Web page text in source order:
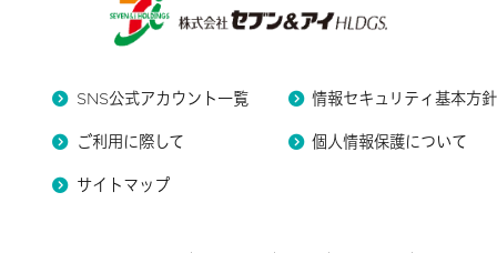
SNS公式アカウント一覧 情報セキュリティ基本方針
ご利用に際して 個人情報保護について
サイトマップ